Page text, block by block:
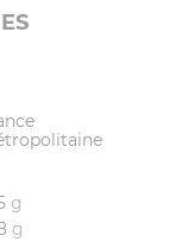
g
g